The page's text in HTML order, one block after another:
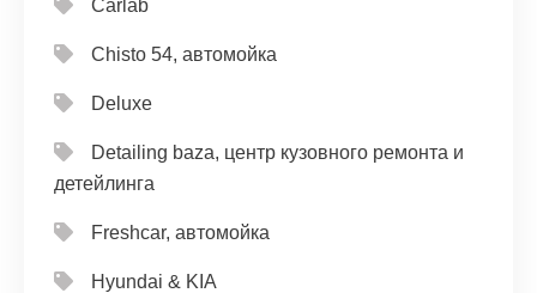
Carlab
Chisto 54, автомойка
Deluxe
Detailing baza, центр кузовного ремонта и
детейлинга
Freshcar, автомойка
Hyundai & KIA